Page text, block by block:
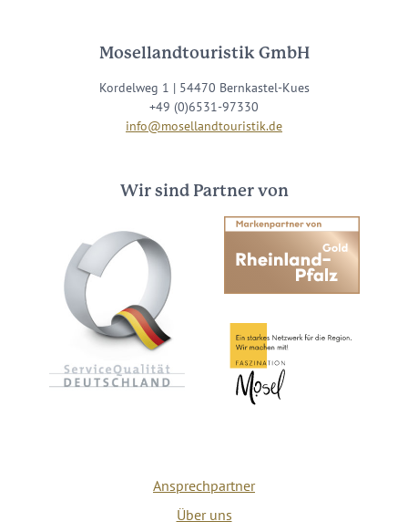
Mosellandtouristik GmbH
Kordelweg 1 | 54470 Bernkastel-Kues
+49 (0)6531-97330
info@mosellandtouristik.de
Wir sind Partner von
Ansprechpartner
Über uns